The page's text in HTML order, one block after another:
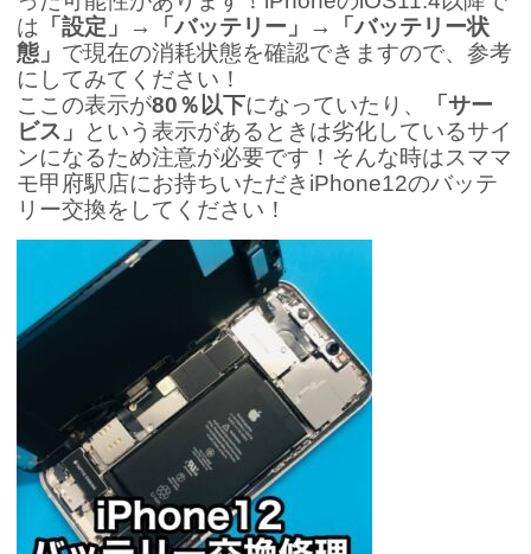
は 「設定」→「バッテリー」→「バッテリー状
態」 で現在の消耗状態を確認できますので、参考
にしてみてください！
ここの表示が80％以下になっていたり、
「サー
ビス」
という表示があるときは劣化しているサイ
ンになるため注意が必要です！そんな時はスママ
モ甲府駅店にお持ちいただきiPhone12のバッテ
リー交換をしてください！